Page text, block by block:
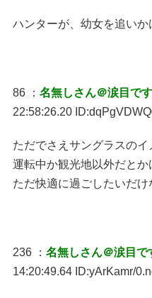
ハンターが、幼女を追いか
86 ： 名無しさん＠涙目です
22:58:26.20
ただでさえサングラスの
運転中か観光地以外だとか
ただ快適に過ごしたいだ
236 ： 名無しさん＠涙目で
14:20:49.64 ID:yArKamr/